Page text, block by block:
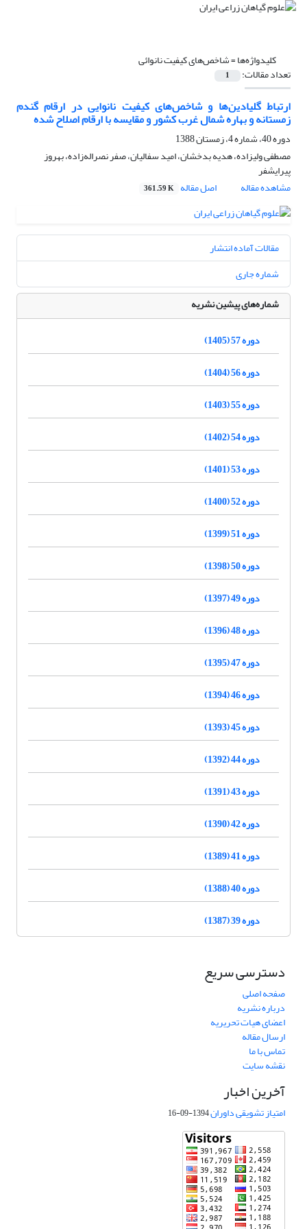
کلیدواژه‌ها =شاخص‌های کیفیت نانوائی
تعداد مقالات: 1
ارتباط گلیادین‌ها و شاخص‌های کیفیت نانوایی در ارقام گندم
زمستانه و بهاره شمال غرب کشور و مقایسه با ارقام اصلاح شده
دوره 40، شماره 4، زمستان 1388
مصطفی ولیزاده، هدیه بدخشان، امید سفالیان، صفر نصراله‌زاده، بهروز
پیرایشفر
مشاهده مقاله
اصل مقاله 361.59 K
مقالات آماده انتشار
شماره جاری
شماره‌های پیشین نشریه
دوره 57 (1405)
دوره 56 (1404)
دوره 55 (1403)
دوره 54 (1402)
دوره 53 (1401)
دوره 52 (1400)
دوره 51 (1399)
دوره 50 (1398)
دوره 49 (1397)
دوره 48 (1396)
دوره 47 (1395)
دوره 46 (1394)
دوره 45 (1393)
دوره 44 (1392)
دوره 43 (1391)
دوره 42 (1390)
دوره 41 (1389)
دوره 40 (1388)
دوره 39 (1387)
دسترسی سریع
صفحه اصلی
درباره نشریه
اعضای هیات تحریریه
ارسال مقاله
تماس با ما
نقشه سایت
آخرین اخبار
امتیاز تشویقی داوران1394-09-16